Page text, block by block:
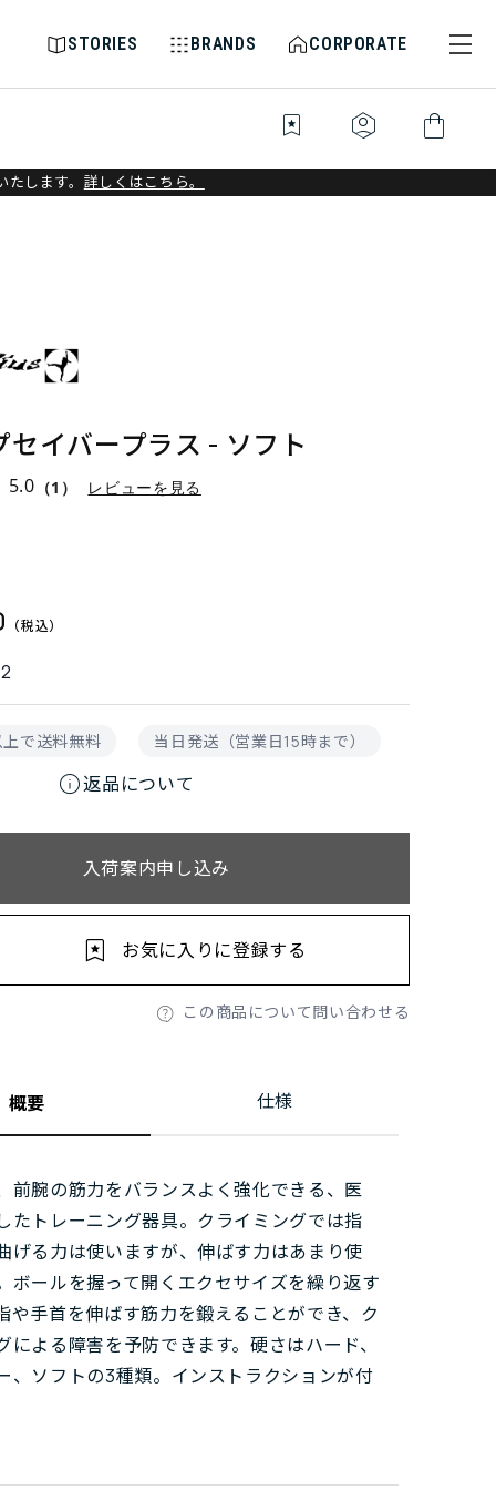
STORIES BRANDS CORPORATE
bookmark_star identity_platform shopping_bag
します。 詳しくはこちら。
セイバープラス - ソフト
5.0 （1） レビューを見る
で送料無料 当日発送（営業日15時まで）
info返品について
入荷案内申し込み
この商品について問い合わせる
お気に入りに登録する
概要 仕様
前腕の筋力をバランスよく強化できる、医
たトレーニング器具。クライミングでは指
げる力は使いますが、伸ばす力はあまり使
ボールを握って開くエクセサイズを繰り返す
や手首を伸ばす筋力を鍛えることができ、ク
による障害を予防できます。硬さはハード、
、ソフトの3種類。インストラクションが付